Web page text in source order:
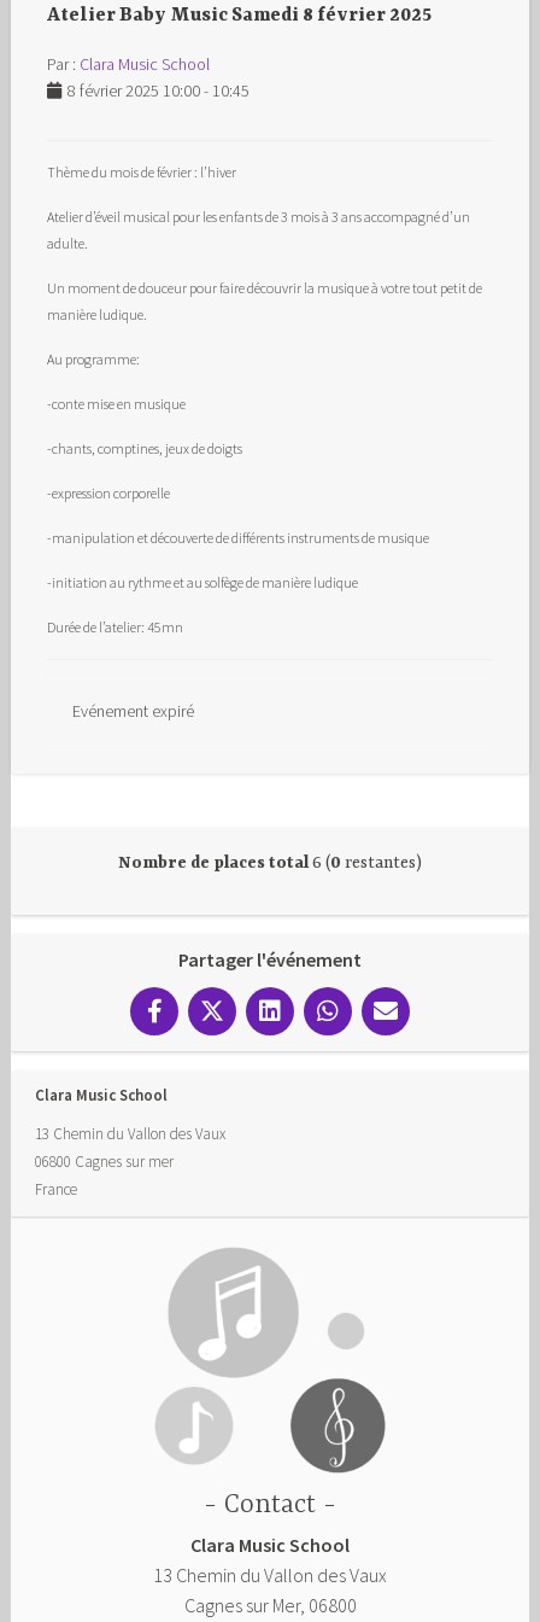
Atelier Baby Music Samedi 8 février 2025
Par : Clara Music School
8 février 2025 10:00 - 10:45
Thème du mois de février : l’hiver
Atelier d’éveil musical pour les enfants de 3 mois à 3 ans accompagné d’un
adulte.
Un moment de douceur pour faire découvrir la musique à votre tout petit de
manière ludique.
Au programme:
-conte mise en musique
-chants, comptines, jeux de doigts
-expression corporelle
-manipulation et découverte de différents instruments de musique
-initiation au rythme et au solfège de manière ludique
Durée de l’atelier: 45mn
Evénement expiré
Nombre de places total6 (0 restantes)
Partager l'événement
Clara Music School
13 Chemin du Vallon des Vaux
06800 Cagnes sur mer
France
Contact
Clara Music School
13 Chemin du Vallon des Vaux
Cagnes sur Mer, 06800